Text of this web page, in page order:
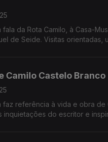
fala da Rota Camilo, à Casa-
de Seide. Visitas orientadas,
Camilo Castelo Branco
faz referência à vida e obra de
inquietações do escritor e